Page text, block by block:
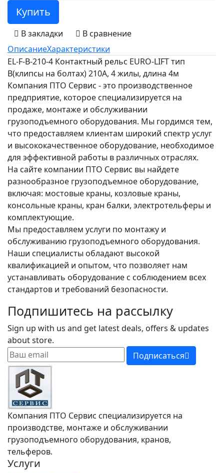
Купить
В закладки
В сравнение
ОписаниеХарактеристики
EL-F-B-210-4 Контактный рельс EURO-LIFT тип
B(клипсы на болтах) 210А, 4 жилы, длина 4м
Компания ПТО Сервис - это производственное
предприятие, которое специализируется на
продаже, монтаже и обслуживании
грузоподъемного оборудования. Мы гордимся тем,
что предоставляем клиентам широкий спектр услуг
и высококачественное оборудование, необходимое
для эффективной работы в различных отраслях.
На сайте компании ПТО Сервис вы найдете
разнообразное грузоподъемное оборудование,
включая: мостовые краны, козловые краны,
консольные краны, кран балки, электротельферы и
комплектующие.
Мы предоставляем услуги по монтажу и
обслуживанию грузоподъемного оборудования.
Наши специалисты обладают высокой
квалификацией и опытом, что позволяет нам
устанавливать оборудование с соблюдением всех
стандартов и требований безопасности.
Подпишитесь на рассылку
Sign up with us and get latest deals, offers & updates
about store.
Подписаться
Компания ПТО Сервис специализируется на
производстве, монтаже и обслуживании
грузоподъемного оборудования, кранов,
тельферов.
Услуги